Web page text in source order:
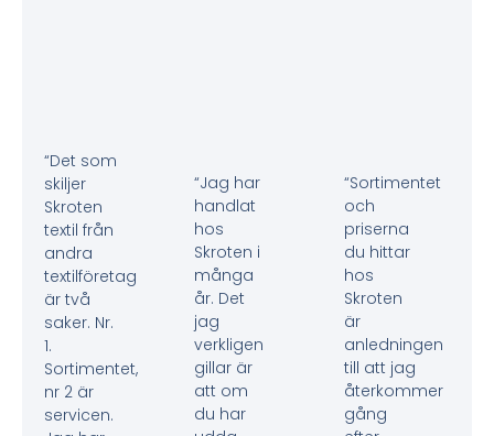
“Det som
skiljer
Skroten
textil från
andra
textilföretag
är två
saker. Nr.
1.
Sortimentet,
nr 2 är
servicen.
“Jag har
handlat
hos
Skroten i
många
år. Det
jag
verkligen
gillar är
att om
du har
“Sortimentet
och
priserna
du hittar
hos
Skroten
är
anledningen
till att jag
återkommer
gång